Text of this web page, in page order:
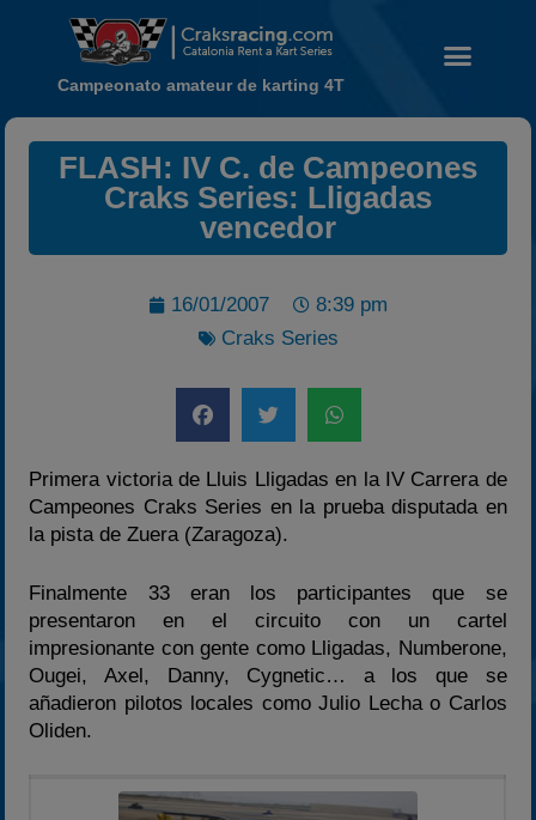
Noticias
Calendario
Carreras finalizadas
Campeonato
2025
Estadísticas
Preguntas Frecuentes
Campeonato amateur de karting 4T
FLASH: IV C. de Campeones
Craks Series: Lligadas
vencedor
16/01/2007
8:39 pm
Craks Series
Primera victoria de Lluis Lligadas en la IV Carrera de
Campeones Craks Series en la prueba disputada en
la pista de Zuera (Zaragoza).
Finalmente 33 eran los participantes que se
presentaron en el circuito con un cartel
impresionante con gente como Lligadas, Numberone,
Ougei, Axel, Danny, Cygnetic… a los que se
añadieron pilotos locales como Julio Lecha o Carlos
Oliden.